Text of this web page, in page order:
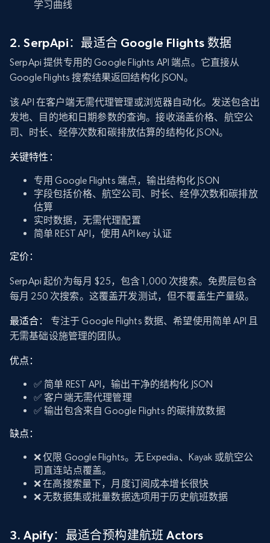
学习曲线
2. SerpApi：最适合 Google Flights 数据
SerpApi 提供专用的 Google Flights API 端点。它直接从
Google Flights 搜索结果返回结构化 JSON。
该 API 在客户端无需代理管理或浏览器自动化。发送包含出
发地、目的地和日期参数的查询。接收涵盖价格、航空公
司、时长、经停次数和碳排放估算的结构化 JSON。
关键特性：
专用 Google Flights 端点，输出结构化 JSON
字段包括价格、航空公司、时长、经停次数和碳排放
估算
实时数据，无需代理配置
简单 REST API，使用 API key 认证
定价：
SerpApi 起价为每月 $25，包含 1,000 次搜索。免费层包含
每月 250 次搜索。这覆盖开发测试，但不覆盖生产量级。
最适合：
专注于 Google Flights 数据、希望使用简单 API 且
无需基础设施管理的团队。
优点：
✅ 简单 REST API，输出干净的结构化 JSON
✅ 客户端无需代理管理
✅ 输出包含来自 Google Flights 的碳排放数据
缺点：
❌ 仅限 Google Flights。无 Expedia、Kayak 或航空公
司直连站点覆盖。
❌ 在高搜索量下，月度订阅成本增长很快
❌ 无数据集或批量数据选项用于历史航班数据
3. Apify：最适合预构建航班 Actors